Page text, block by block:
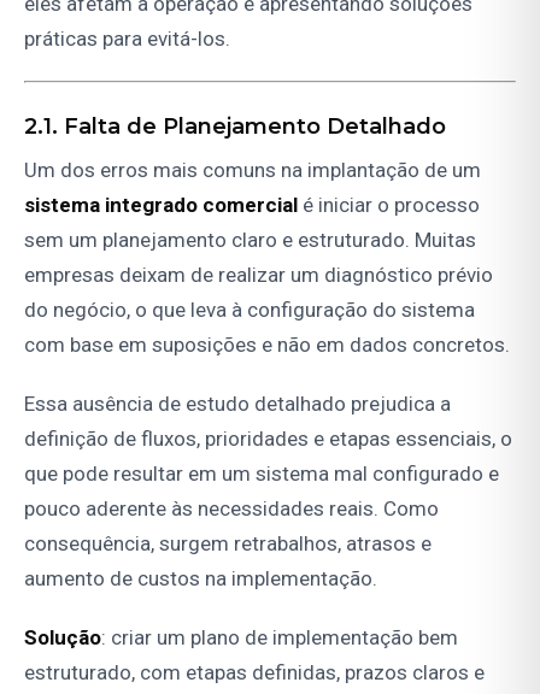
práticas para evitá-los.
2.1. Falta de Planejamento Detalhado
Um dos erros mais comuns na implantação de um
sistema integrado comercial é iniciar o processo
sem um planejamento claro e estruturado. Muitas
empresas deixam de realizar um diagnóstico prévio
do negócio, o que leva à configuração do sistema
com base em suposições e não em dados concretos.
Essa ausência de estudo detalhado prejudica a
definição de fluxos, prioridades e etapas essenciais, o
que pode resultar em um sistema mal configurado e
pouco aderente às necessidades reais. Como
consequência, surgem retrabalhos, atrasos e
aumento de custos na implementação.
Solução: criar um plano de implementação bem
estruturado, com etapas definidas, prazos claros e